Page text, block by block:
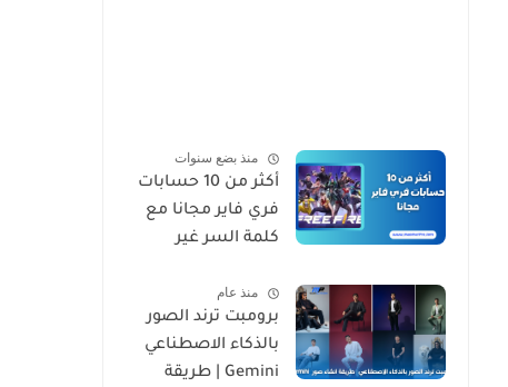
منذ بضع سنوات
أكثر من 10 حسابات
فري فاير مجانا مع
كلمة السر غير
منذ عام
برومبت ترند الصور
بالذكاء الاصطناعي
Gemini | طريقة